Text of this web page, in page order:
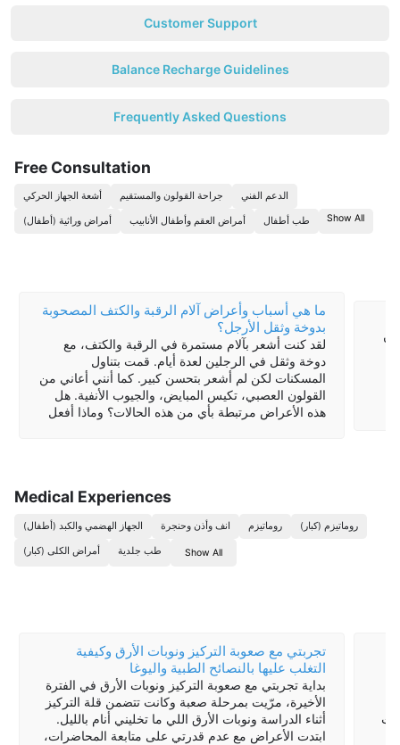
Customer Support
Balance Recharge Guidelines
Frequently Asked Questions
Free Consultation
أشعة الجهاز الحركي جراحة القولون والمستقيم الدعم الفني
أمراض وراثية (أطفال) أمراض العقم وأطفال الأنابيب طب أطفال Show All
ما هي أسباب وأعراض آلام الرقبة والكتف المصحوبة
بدوخة وثقل الأرجل؟
لقد كنت أشعر بآلام مستمرة في الرقبة والكتف، مع
دوخة وثقل في الرجلين لعدة أيام. قمت بتناول
المسكنات لكن لم أشعر بتحسن كبير. كما أنني أعاني من
القولون العصبي، تكيس المبايض، والجيوب الأنفية. هل
هذه الأعراض مرتبطة بأي من هذه الحالات؟ وماذا أفعل
أن
Medical Experiences
الجهاز الهضمي والكبد (أطفال) انف وأذن وحنجرة روماتيزم روماتيزم (كبار)
أمراض الكلى (كبار) طب جلدية Show All
تجربتي مع صعوبة التركيز ونوبات الأرق وكيفية
التغلب عليها بالنصائح الطبية واليوغا
بداية تجربتي مع صعوبة التركيز ونوبات الأرق في الفترة
الأخيرة، مرّيت بمرحلة صعبة وكانت تتضمن قلة التركيز
أثناء الدراسة ونوبات الأرق اللي ما تخليني أنام بالليل.
ابتدت الأعراض مع عدم قدرتي على متابعة المحاضرات،